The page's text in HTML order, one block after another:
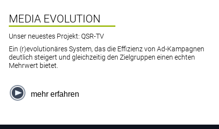
MEDIA EVOLUTION
Unser neuestes Projekt: QSR-TV
Ein (r)evolutionäres System, das die Effizienz von Ad-Kampagnen
deutlich steigert und gleichzeitig den Zielgruppen einen echten
Mehrwert bietet.
mehr erfahren